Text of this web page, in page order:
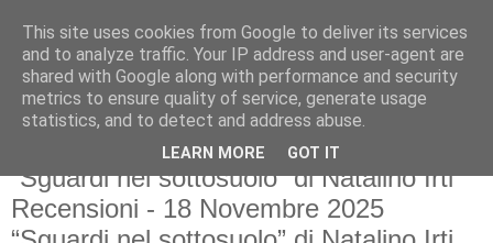
Κυριακή 30 Νοεμβρίου 2025
“Sguardi nel sottosuolo” di Natalino Irti
Recensioni - 18 Novembre 2025
This site uses cookies from Google to deliver its services
and to analyze traffic. Your IP address and user-agent are
shared with Google along with performance and security
metrics to ensure quality of service, generate usage
statistics, and to detect and address abuse.
LEARN MORE GOT IT